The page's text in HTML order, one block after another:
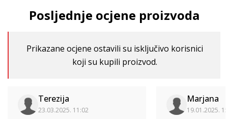
Posljednje ocjene proizvoda
Prikazane ocjene ostavili su isključivo korisnici
koji su kupili proizvod.
Terezija
23.03.2025. 11:02
Marjana
19.01.2025.